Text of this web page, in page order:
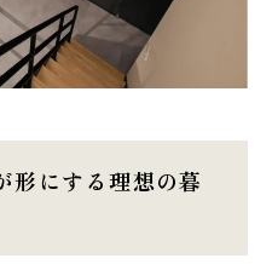
形にする理想の暮